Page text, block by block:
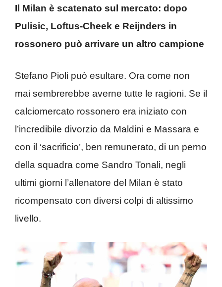
Il Milan è scatenato sul mercato: dopo
Pulisic, Loftus-Cheek e Reijnders in
rossonero può arrivare un altro campione
Stefano Pioli può esultare. Ora come non
mai sembrerebbe averne tutte le ragioni. Se il
calciomercato rossonero era iniziato con
l’incredibile divorzio da Maldini e Massara e
con il ‘sacrificio’, ben remunerato, di un perno
della squadra come Sandro Tonali, negli
ultimi giorni l’allenatore del Milan è stato
ricompensato con diversi colpi di altissimo
livello.